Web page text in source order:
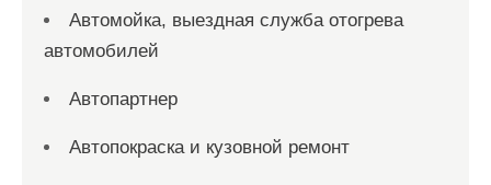
Автомойка, выездная служба отогрева
автомобилей
Автопартнер
Автопокраска и кузовной ремонт